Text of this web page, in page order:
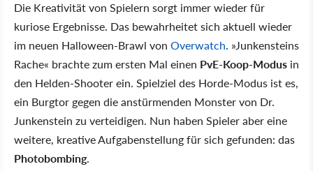
Die Kreativität von Spielern sorgt immer wieder für
kuriose Ergebnisse. Das bewahrheitet sich aktuell wieder
im neuen Halloween-Brawl von Overwatch. »Junkensteins
Rache« brachte zum ersten Mal einen PvE-Koop-Modus in
den Helden-Shooter ein. Spielziel des Horde-Modus ist es,
ein Burgtor gegen die anstürmenden Monster von Dr.
Junkenstein zu verteidigen. Nun haben Spieler aber eine
weitere, kreative Aufgabenstellung für sich gefunden: das
Photobombing.